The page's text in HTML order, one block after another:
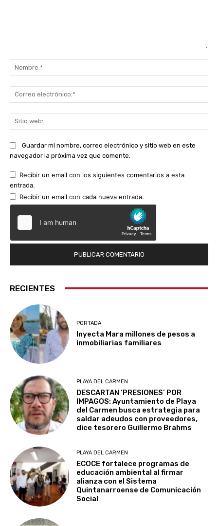
Guardar mi nombre, correo electrónico y sitio web en este
navegador la próxima vez que comente.
Recibir un email con los siguientes comentarios a esta
entrada.
Recibir un email con cada nueva entrada.
RECIENTES
PORTADA
Inyecta Mara millones de pesos a
inmobiliarias familiares
PLAYA DEL CARMEN
DESCARTAN ‘PRESIONES’ POR
IMPAGOS: Ayuntamiento de Playa
del Carmen busca estrategia para
saldar adeudos con proveedores,
dice tesorero Guillermo Brahms
PLAYA DEL CARMEN
ECOCE fortalece programas de
educación ambiental al firmar
alianza con el Sistema
Quintanarroense de Comunicación
Social